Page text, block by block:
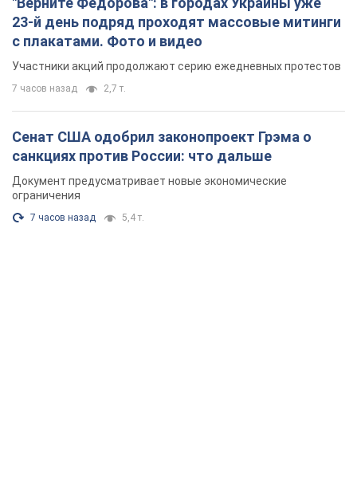
23-й день подряд проходят массовые митинги
с плакатами. Фото и видео
Участники акций продолжают серию ежедневных протестов
7 часов назад 2,7 т.
Сенат США одобрил законопроект Грэма о
санкциях против России: что дальше
Документ предусматривает новые экономические
ограничения
7 часов назад 5,4 т.